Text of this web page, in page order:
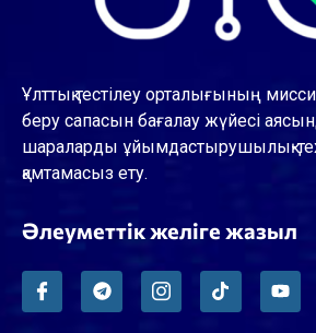
Ұлттық тестілеу орталығының
беру сапасын бағалау жүйесі
шараларды ұйымдастырушылық-
қамтамасыз ету.
Әлеуметтік желіге жазыл